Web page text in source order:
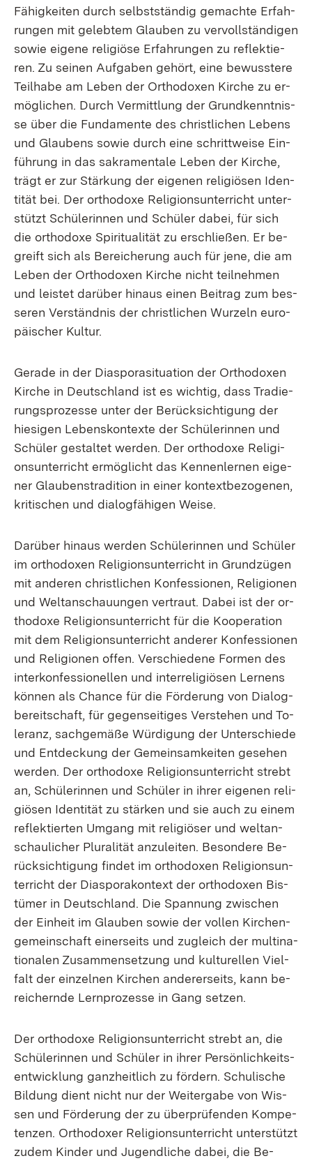
Fä­hig­kei­ten durch selbst­stän­dig ge­mach­te Er­fah­
run­gen mit ge­leb­tem Glau­ben zu ver­voll­stän­di­gen
so­wie ei­ge­ne re­li­giö­se Er­fah­run­gen zu re­flek­tie­
ren. Zu sei­nen Auf­ga­ben ge­hört, ei­ne be­wuss­te­re
Teil­ha­be am Le­ben der Or­tho­do­xen Kir­che zu er­
mög­li­chen. Durch Ver­mitt­lung der Grund­kennt­nis­
se über die Fun­da­men­te des christ­li­chen Le­bens
und Glau­bens so­wie durch ei­ne schritt­wei­se Ein­
füh­rung in das sa­kra­men­ta­le Le­ben der Kir­che,
trägt er zur Stär­kung der ei­ge­nen re­li­giö­sen Iden­
ti­tät bei. Der or­tho­do­xe Re­li­gi­ons­un­ter­richt un­ter­
stützt Schü­le­rin­nen und Schü­ler da­bei, für sich
die or­tho­do­xe Spi­ri­tua­li­tät zu er­schlie­ßen. Er be­
greift sich als Be­rei­che­rung auch für je­ne, die am
Le­ben der Or­tho­do­xen Kir­che nicht teil­neh­men
und leis­tet dar­über hin­aus ei­nen Bei­trag zum bes­
se­ren Ver­ständ­nis der christ­li­chen Wur­zeln eu­ro­
päi­scher Kul­tur.
Ge­ra­de in der Dia­spo­ra­si­tua­ti­on der Or­tho­do­xen
Kir­che in Deutsch­land ist es wich­tig, dass Tra­die­
rungs­pro­zes­se un­ter der Be­rück­sich­ti­gung der
hie­si­gen Le­bens­kon­tex­te der Schü­le­rin­nen und
Schü­ler ge­stal­tet wer­den. Der or­tho­do­xe Re­li­gi­
ons­un­ter­richt er­mög­licht das Ken­nen­ler­nen ei­ge­
ner Glau­benstra­di­ti­on in ei­ner kon­text­be­zo­ge­nen,
kri­ti­schen und dia­log­fä­hi­gen Wei­se.
Dar­über hin­aus wer­den Schü­le­rin­nen und Schü­ler
im or­tho­do­xen Re­li­gi­ons­un­ter­richt in Grund­zü­gen
mit an­de­ren christ­li­chen Kon­fes­sio­nen, Re­li­gio­nen
und Welt­an­schau­un­gen ver­traut. Da­bei ist der or­
tho­do­xe Re­li­gi­ons­un­ter­richt für die Ko­ope­ra­ti­on
mit dem Re­li­gi­ons­un­ter­richt an­de­rer Kon­fes­sio­nen
und Re­li­gio­nen of­fen. Ver­schie­de­ne For­men des
in­ter­kon­fes­sio­nel­len und in­ter­re­li­giö­sen Ler­nens
kön­nen als Chan­ce für die För­de­rung von Dia­log­
be­reit­schaft, für ge­gen­sei­ti­ges Ver­ste­hen und To­
le­ranz, sach­ge­mä­ße Wür­di­gung der Un­ter­schie­de
und Ent­de­ckung der Ge­mein­sam­kei­ten ge­se­hen
wer­den. Der or­tho­do­xe Re­li­gi­ons­un­ter­richt strebt
an, Schü­le­rin­nen und Schü­ler in ih­rer ei­ge­nen re­li­
giö­sen Iden­ti­tät zu stär­ken und sie auch zu ei­nem
re­flek­tier­ten Um­gang mit re­li­giö­ser und welt­an­
schau­li­cher Plu­ra­li­tät an­zu­lei­ten. Be­son­de­re Be­
rück­sich­ti­gung fin­det im or­tho­do­xen Re­li­gi­ons­un­
ter­richt der Dia­spora­kon­text der or­tho­do­xen Bis­
tü­mer in Deutsch­land. Die Span­nung zwi­schen
der Ein­heit im Glau­ben so­wie der vol­len Kir­chen­
ge­mein­schaft ei­ner­seits und zu­gleich der mul­ti­na­
tio­na­len Zu­sam­men­set­zung und kul­tu­rel­len Viel­
falt der ein­zel­nen Kir­chen an­de­rer­seits, kann be­
rei­chern­de Lern­pro­zes­se in Gang set­zen.
Der or­tho­do­xe Re­li­gi­ons­un­ter­richt strebt an, die
Schü­le­rin­nen und Schü­ler in ih­rer Per­sön­lich­keits­
ent­wick­lung ganz­heit­lich zu för­dern. Schu­li­sche
Bil­dung dient nicht nur der Wei­ter­ga­be von Wis­
sen und För­de­rung der zu über­prü­fen­den Kom­pe­
ten­zen. Or­tho­do­xer Re­li­gi­ons­un­ter­richt un­ter­stützt
zu­dem Kin­der und Ju­gend­li­che da­bei, die Be­